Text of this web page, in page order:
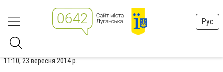
Рус
11:10, 23 вересня 2014 р.